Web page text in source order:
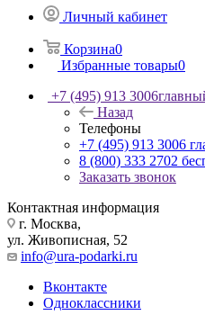
Личный кабинет
Корзина0
Избранные товары0
+7 (495) 913 3006
Назад
Телефоны
+7 (495) 913 3006
8 (800) 333 2702
Заказать звонок
Контактная информация
г. Москва,
ул. Живописная, 52
info@ura-podarki.ru
Вконтакте
Одноклассники